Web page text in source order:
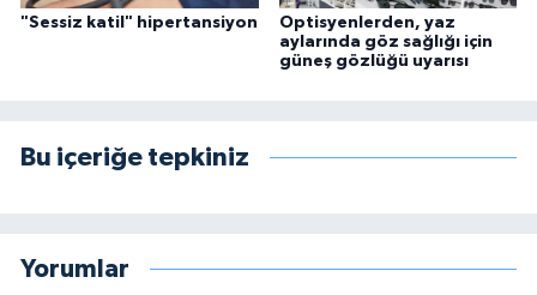
"Sessiz katil" hipertansiyon
Optisyenlerden, yaz
aylarında göz sağlığı için
güneş gözlüğü uyarısı
Bu içeriğe tepkiniz
Yorumlar